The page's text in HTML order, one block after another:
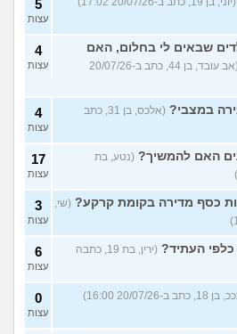
5
עצות
שבאים לי בחלום, האם
(אב עובד, בן 44, כתב ב-20/07/26
4
עצות
במצבי?
(אלכס, בן 31, כתב
4
עצות
האם להמשיך? (נטע, בת
17
עצות
כסף מדירה בקומת קרקע? (שי,
3
עצות
העתיד?
(ירין, בת 19, כתבה
6
עצות
ב-20/07/26 16:00) 0
עצות